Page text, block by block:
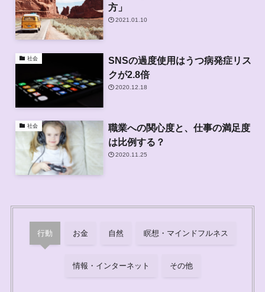
方」
2021.01.10
社会
SNSの過度使用はうつ病発症リス
クが2.8倍
2020.12.18
社会
職業への関心度と、仕事の満足度
は比例する？
2020.11.25
行動 お金 自然 瞑想・マインドフルネス
情報・インターネット その他